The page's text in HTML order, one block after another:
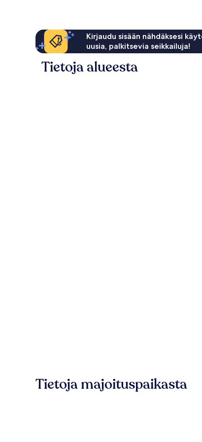
Kirjaudu sisään nähdäksesi
uusia, palkitsevia seikkailuja!
Tietoja alueesta
Tietoja majoituspaikasta